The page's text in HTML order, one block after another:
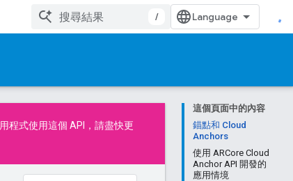
/
這個頁面中的內容
錨點和 Cloud
Anchors
使用 ARCore Cloud
Anchor API 開發的
應用情境
程式使用這個 API，請盡快更